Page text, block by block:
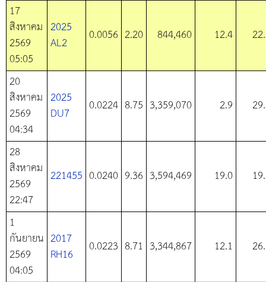
17
สิงหาคม
2569
05:05
2025
AL2 0.0056 2.20 844,460 12.4
20
สิงหาคม
2569
04:34
2025
DU7 0.0224 8.75 3,359,070 2.9
28
สิงหาคม
2569
22:47
221455 0.0240 9.36 3,594,469 19.0
1
กันยายน
2569
04:05
2017
RH16 0.0223 8.71 3,344,867 12.1